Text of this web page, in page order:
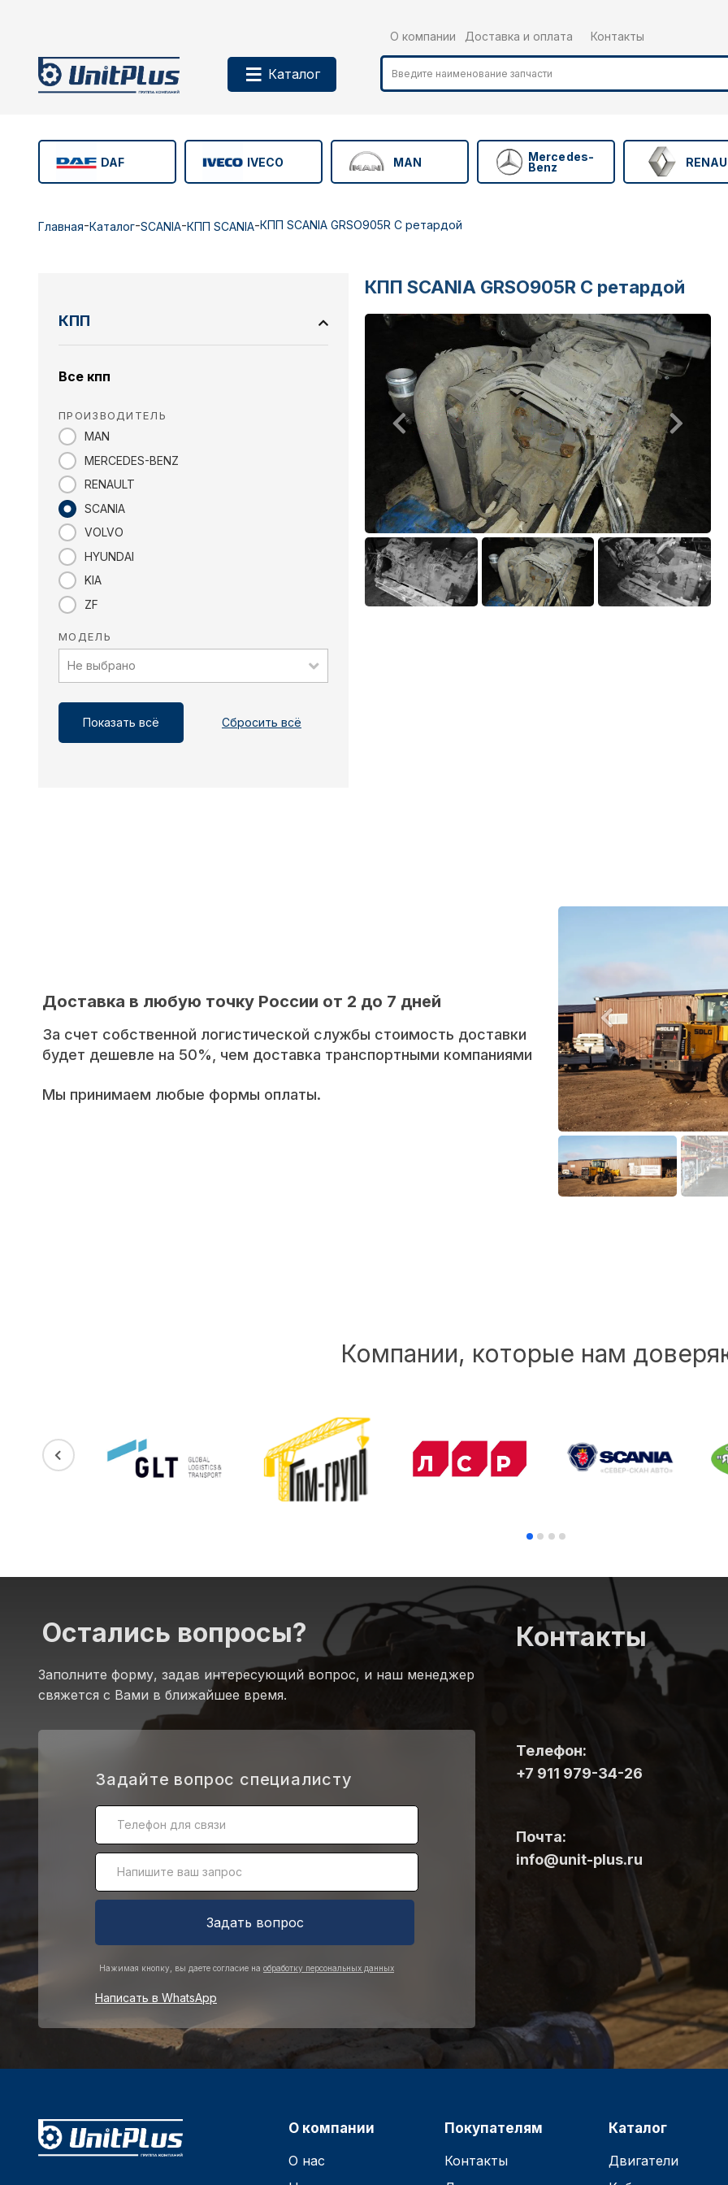
Каталог
О компании Доставка и оплата Контакты
DAF IVECO MAN Mercedes-
Benz
Главная-Каталог-SCANIA-КПП SCANIA-КПП SCANIA GRSO905R C ретардой
КПП
Все кпп
ПРОИЗВОДИТЕЛЬ
MAN
MERCEDES-BENZ
RENAULT
SCANIA
VOLVO
HYUNDAI
KIA
ZF
МОДЕЛЬ
Не выбрано
Показать всё Сбросить всё
КПП SCANIA GRSO905R C ретардой
Доставка в любую точку России от 2 до 7 дней
За счет собственной логистической службы стоимость доставки
будет дешевле на 50%, чем доставка транспортными компаниями
Мы принимаем любые формы оплаты.
Компании, которые нам
Остались вопросы?
Заполните форму, задав интересующий вопрос, и наш менеджер
свяжется с Вами в ближайшее время.
Задайте вопрос специалисту
Задать вопрос
Нажимая кнопку, вы даете согласие на обработку персональных данных
Написать в WhatsApp
Контакты
Телефон:
+7 911 979-34-26
Почта:
info@unit-plus.ru
О компании
О нас
Покупателям
Контакты
Каталог
Двигатели